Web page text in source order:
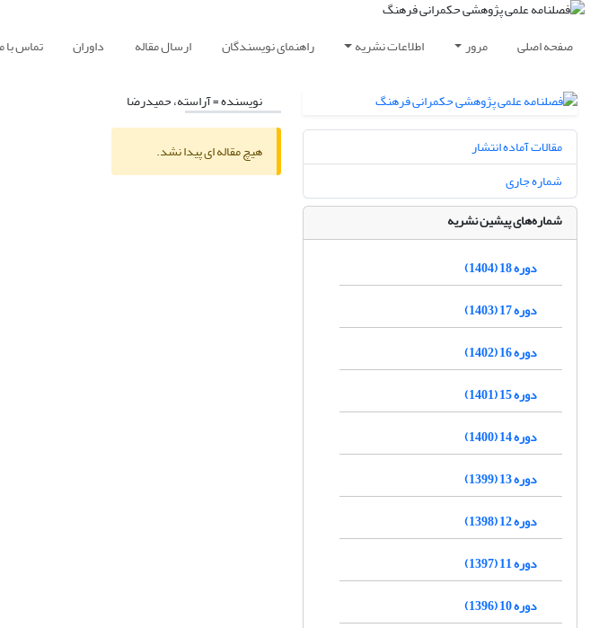
صفحه اصلی مرور اطلاعات نشریه راهنمای نویسندگان ارسال مقاله داوران تماس با
نویسنده =آراسته، حمیدرضا
هیچ مقاله ای پیدا نشد.
مقالات آماده انتشار
شماره جاری
شماره‌های پیشین نشریه
دوره 18 (1404)
دوره 17 (1403)
دوره 16 (1402)
دوره 15 (1401)
دوره 14 (1400)
دوره 13 (1399)
دوره 12 (1398)
دوره 11 (1397)
دوره 10 (1396)